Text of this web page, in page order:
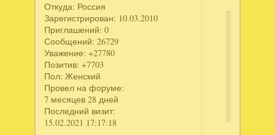
Откуда: Россия
Зарегистрирован: 10.03.2010
Приглашений: 0
Сообщений: 26729
Уважение: +27780
Позитив: +7703
Пол: Женский
Провел на форуме:
7 месяцев 28 дней
Последний визит:
15.02.2021 17:17:18